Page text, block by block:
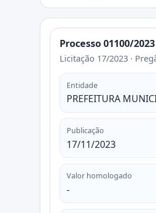
Processo 01100/2023
Licitação 17/2023 ·
Entidade
PREFEITURA
Publicação
17/11/2023
Valor homologado
-